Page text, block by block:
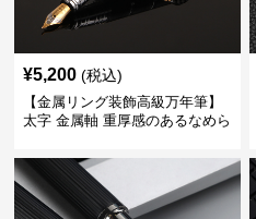
¥5,200 (税込)
【金属リング装飾高級万年筆】
太字 金属軸 重厚感のあるなめら
きに最適